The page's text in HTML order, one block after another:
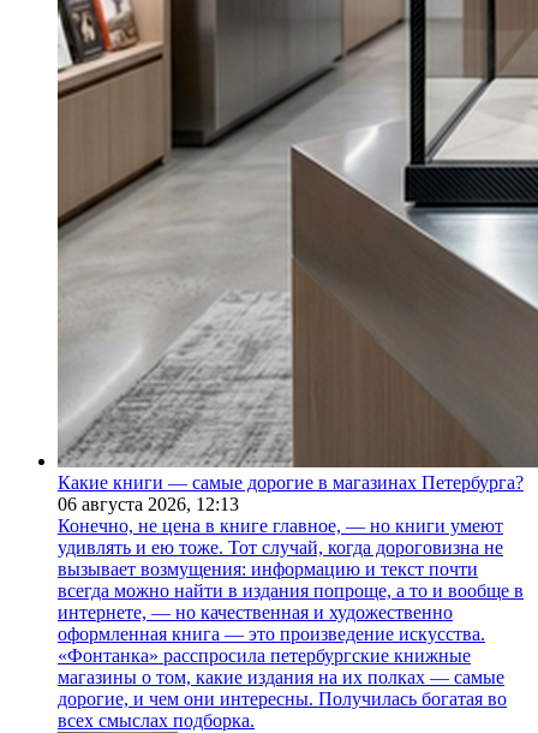
Какие книги — самые дорогие в магазинах Петербурга?
06 августа 2026, 12:13
Конечно, не цена в книге главное, — но книги умеют
удивлять и ею тоже. Тот случай, когда дороговизна не
вызывает возмущения: информацию и текст почти
всегда можно найти в издания попроще, а то и вообще в
интернете, — но качественная и художественно
оформленная книга — это произведение искусства.
«Фонтанка» расспросила петербургские книжные
магазины о том, какие издания на их полках — самые
дорогие, и чем они интересны. Получилась богатая во
всех смыслах подборка.